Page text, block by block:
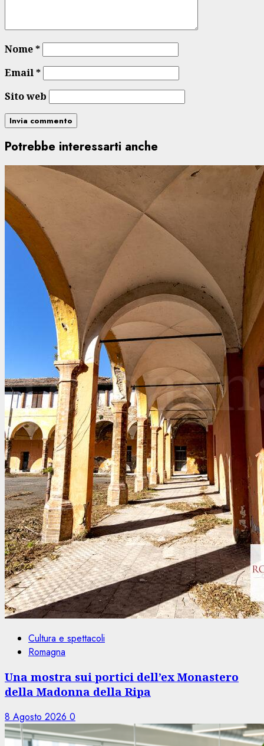
Nome*
Email*
Sito web
Potrebbe interessarti anche
Cultura e spettacoli
Romagna
Una mostra sui portici dell’ex Monastero
della Madonna della Ripa
8 Agosto 2026 0